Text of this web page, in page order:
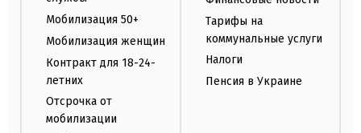
Мобилизация 50+
Мобилизация женщин
Контракт для 18-24-
летних
Отсрочка от
мобилизации
Тарифы на
коммунальные услуги
Налоги
Пенсия в Украине